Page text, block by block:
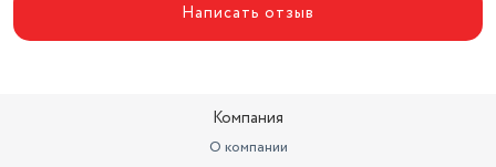
Написать отзыв
Компания
О компании